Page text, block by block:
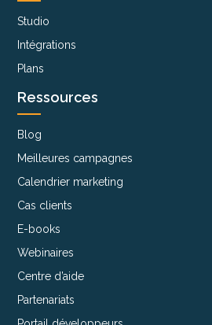
Studio
Intégrations
Plans
Ressources
Blog
Meilleures campagnes
Calendrier marketing
Cas clients
E-books
Webinaires
Centre d’aide
Partenariats